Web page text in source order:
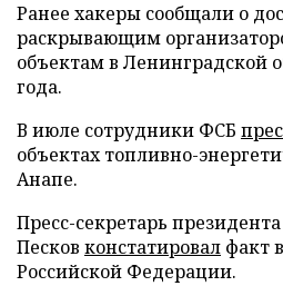
Ранее хакеры сообщали о
раскрывающим
объектам в Ленинградской
года.
В июле сотрудники ФСБ
объектах топливно-
Анапе.
Пресс-секретарь
Песков констатировал факт
Российской Федерации.